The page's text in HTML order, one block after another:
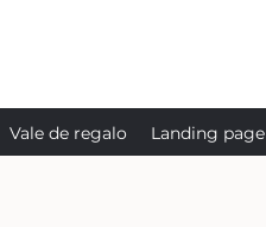
Vale de regalo Landing page